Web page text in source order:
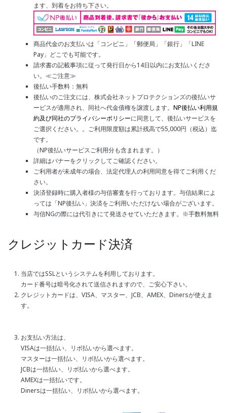
ます、到着をお待ち下さい。
商品代金のお支払いは「コンビニ」「郵便局」「銀行」「LINE
Pay」どこでも可能です。
請求書の記載事項に従って発行日から14日以内にお支払いくださ
い。 ≪ご注意≫
後払い手数料：無料
後払いのご注文には、株式会社ネットプロテクションズの後払いサ
ービスが適用され、同社へ代金債権を譲渡します。NP後払い利用規
約及び同社のプライバシーポリシーに同意して、後払いサービスを
ご選択ください。。ご利用限度額は累計残高で55,000円（税込）迄
です。
（NP後払いサービスご利用分も含まれます。）
詳細はバナーをクリックしてご確認ください。
ご利用者が未成年の場合、法定代理人の利用同意を得てご利用くだ
さい。
決済登録時に購入者様の与信審査を行っております。与信結果によ
っては「NP後払い」決済をご利用いただけない場合がございます。
与信NGの際には代引きにて発送させていただきます。※手数料無料
クレジットカード決済
当店ではSSLというシステムを利用しております。
カード番号は暗号化されて送信されますので、ご安心下さい。
クレジットカードは、VISA、マスター、JCB、AMEX、Dinersが使えま
す。
お支払い方法は、
VISAは一括払い、リボ払いから選べます。
マスターは一括払い、リボ払いから選べます。
JCBは一括払い、リボ払いから選べます。
AMEXは一括払いです。
Dinersは一括払い、リボ払いから選べます。